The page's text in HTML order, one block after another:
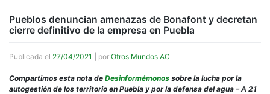
Pueblos denuncian amenazas de Bonafont y decretan
cierre definitivo de la empresa en Puebla
Publicada el 27/04/2021 por Otros Mundos AC
Compartimos esta nota de Desinformémonos sobre la lucha por la
autogestión de los territorio en Puebla y por la defensa del agua – A 21